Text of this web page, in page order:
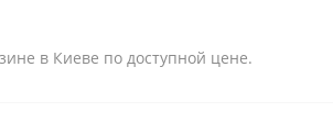
в Киеве по доступной цене.